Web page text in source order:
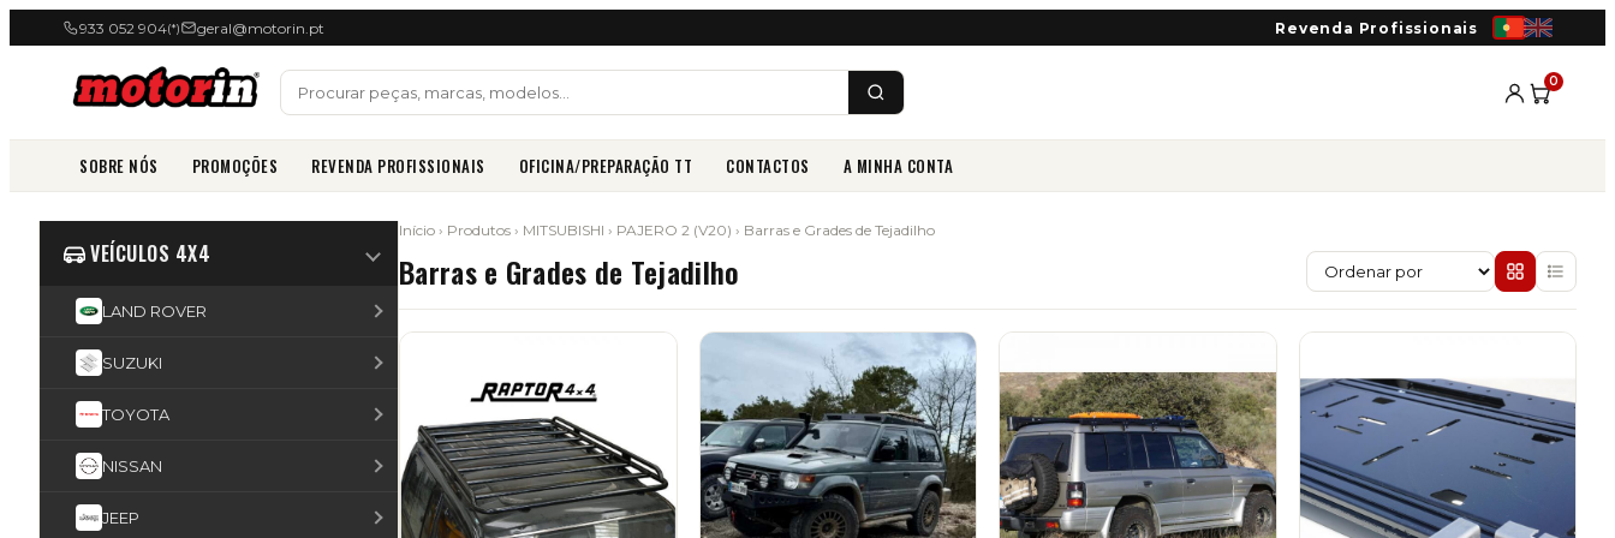
933 052 904(*) geral@motorin.pt Revenda Profissionais
0
SOBRE NÓS PROMOÇÕES REVENDA PROFISSIONAIS OFICINA/PREPARAÇÃO TT CONTACTOS A MINHA CONTA
VEÍCULOS 4X4
LAND ROVER
SUZUKI
TOYOTA
NISSAN
JEEP
Início › Produtos › MITSUBISHI › PAJERO 2 (V20) › Barras e Grades de Tejadilho
Barras e Grades de Tejadilho